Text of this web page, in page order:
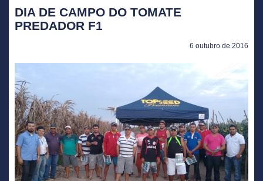
DIA DE CAMPO DO TOMATE
PREDADOR F1
6 outubro de 2016